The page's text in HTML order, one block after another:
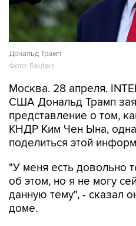
Дональд Трамп
Фото: Reuters
Москва. 28 апреля.
США Дональд Трамп
представление о том,
КНДР Ким Чен Ына,
поделиться этой
"У меня есть довольно
об этом, но я не могу
данную тему", - сказал
доме.